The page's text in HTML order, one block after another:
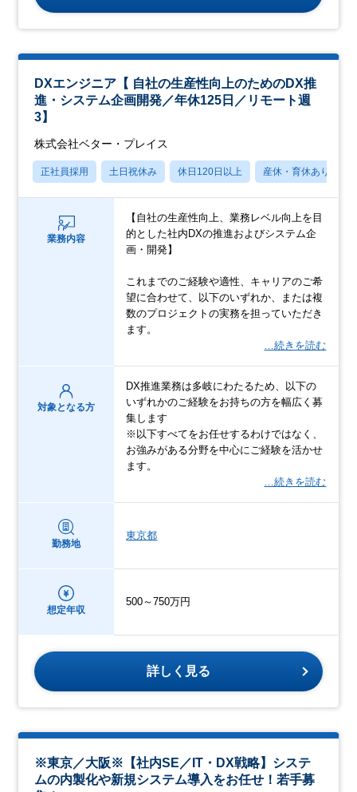
DXエンジニア【 自社の生産性向上のためのDX推
進・システム企画開発／年休125日／リモート週
3】
株式会社ベター・プレイス
正社員採用 土日祝休み 休日120日以上 産休・育休あり
業務内容
【自社の生産性向上、業務レベル向上を目
的とした社内DXの推進およびシステム企
画・開発】
これまでのご経験や適性、キャリアのご希
望に合わせて、以下のいずれか、または複
数のプロジェクトの実務を担っていただき
ます。
…続きを読む
対象となる方
DX推進業務は多岐にわたるため、以下の
いずれかのご経験をお持ちの方を幅広く募
集します
※以下すべてをお任せするわけではなく、
お強みがある分野を中心にご経験を活かせ
ます。
…続きを読む
勤務地
東京都
想定年収
500～750万円
詳しく見る
※東京／大阪※【社内SE／IT・DX戦略】システ
ムの内製化や新規システム導入をお任せ！若手募